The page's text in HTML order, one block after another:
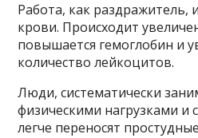
Работа, как раздражитель,
крови. Происходит
повышается гемоглобин и
количество лейкоцитов.
Люди, систематически
физическими нагрузками и
легче переносят